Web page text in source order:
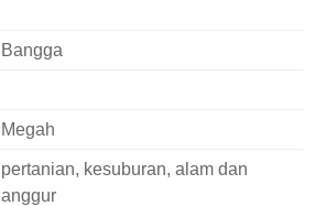
Bangga
Megah
pertanian, kesuburan, alam dan
anggur